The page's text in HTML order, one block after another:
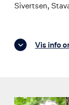
Sivertsen,
Vis info